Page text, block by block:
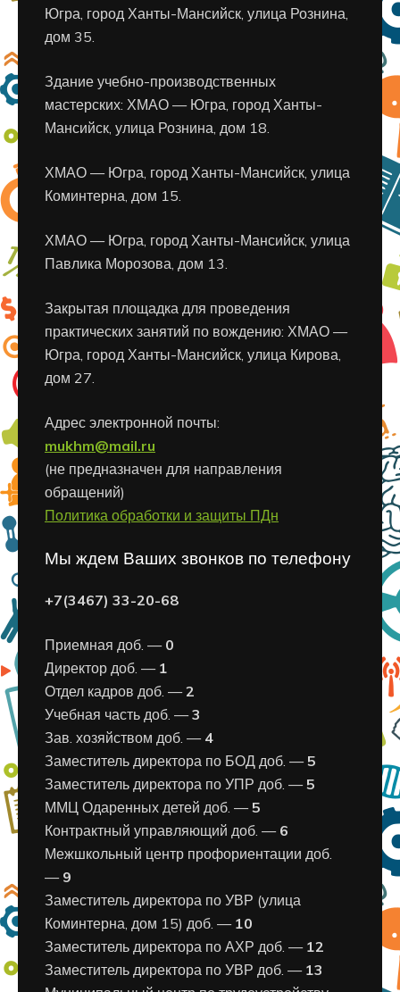
Югра, город Ханты-Мансийск, улица Рознина,
дом 35.
Здание учебно-производственных
мастерских: ХМАО — Югра, город Ханты-
Мансийск, улица Рознина, дом 18.
ХМАО — Югра, город Ханты-Мансийск, улица
Коминтерна, дом 15.
ХМАО — Югра, город Ханты-Мансийск, улица
Павлика Морозова, дом 13.
Закрытая площадка для проведения
практических занятий по вождению: ХМАО —
Югра, город Ханты-Мансийск, улица Кирова,
дом 27.
Адрес электронной почты:
mukhm@mail.ru
(не предназначен для направления
обращений)
Политика обработки и защиты ПДн
Мы ждем Ваших звонков по телефону
+7(3467) 33-20-68
Приемная доб. — 0
Директор доб. — 1
Отдел кадров доб. —2
Учебная часть доб. —3
Зав. хозяйством доб. — 4
Заместитель директора по БОД доб. —5
Заместитель директора по УПР доб. —5
ММЦ Одаренных детей доб. —5
Контрактный управляющий доб. — 6
Межшкольный центр профориентации доб.
— 9
Заместитель директора по УВР (улица
Коминтерна, дом 15) доб. — 10
Заместитель директора по АХР доб. — 12
Заместитель директора по УВР доб. — 13